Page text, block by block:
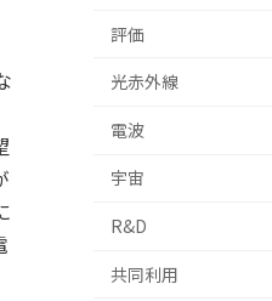
評価
光赤外線
電波
宇宙
R&D
共同利用